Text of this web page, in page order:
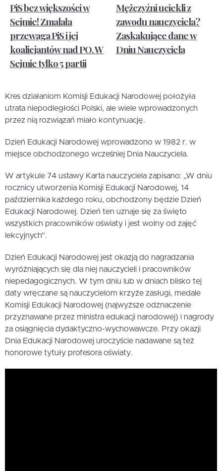
PiS bez większości w
Sejmie! Zmalała
przewaga PiS i jej
koalicjantów nad PO. W
Sejmie tylko 5 partii
Mężczyźni uciekli z
zawodu nauczyciela?
Zaskakujące dane w
Dniu Nauczyciela
Kres działaniom Komisji Edukacji Narodowej położyła
utrata niepodległości Polski, ale wiele wprowadzonych
przez nią rozwiązań miało kontynuację.
Dzień Edukacji Narodowej wprowadzono w 1982 r. w
miejsce obchodzonego wcześniej Dnia Nauczyciela.
W artykule 74 ustawy Karta nauczyciela zapisano: „W dniu
rocznicy utworzenia Komisji Edukacji Narodowej, 14
października każdego roku, obchodzony będzie Dzień
Edukacji Narodowej. Dzień ten uznaje się za święto
wszystkich pracowników oświaty i jest wolny od zajęć
lekcyjnych”.
Dzień Edukacji Narodowej jest okazją do nagradzania
wyróżniających się dla niej nauczycieli i pracowników
niepedagogicznych. W tym dniu lub w dniach blisko tej
daty wręczane są nauczycielom krzyże zasługi, medale
Komisji Edukacji Narodowej (najwyższe odznaczenie
przyznawane przez ministra edukacji narodowej) i nagrody
za osiągnięcia dydaktyczno-wychowawcze. Przy okazji
Dnia Edukacji Narodowej uroczyście nadawane są też
honorowe tytuły profesora oświaty.